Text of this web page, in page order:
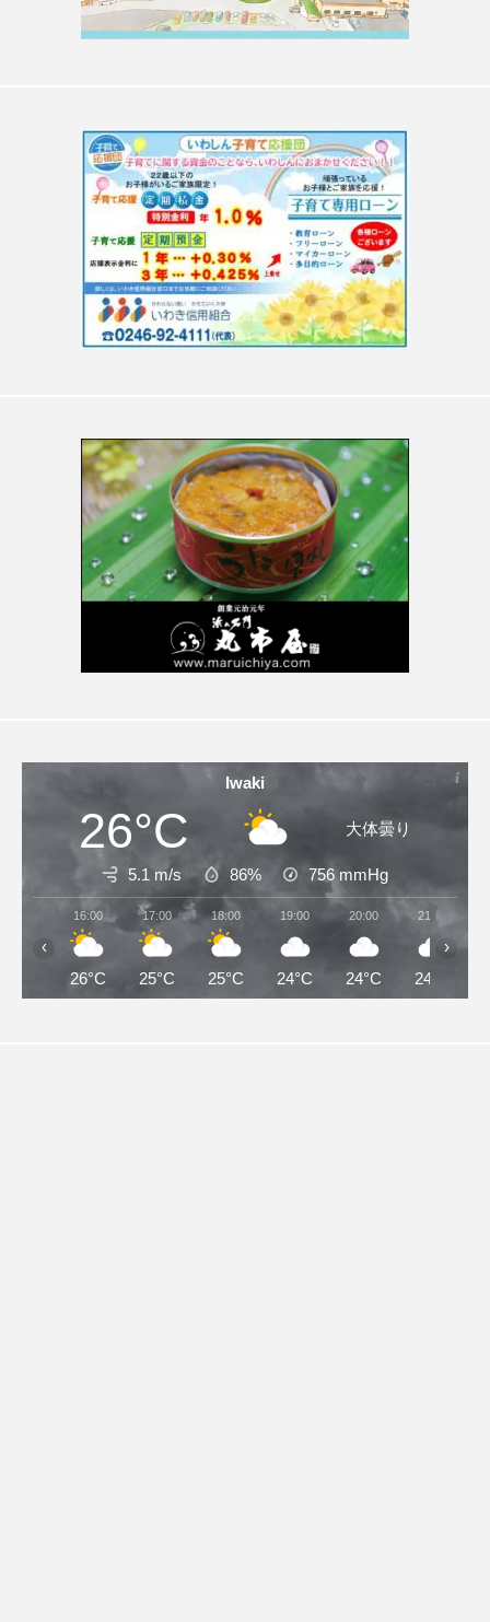
Iwaki
26°C 大体曇り
5.1 m/s 86% 756 mmHg
16:00
26°C
17:00
25°C
18:00
25°C
19:00
24°C
20:00
24°C
21:00
24°C
‹ ›